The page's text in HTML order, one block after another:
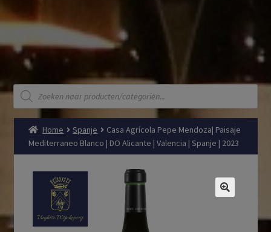
Producten
zoeken
Home Spanje
Casa Agrícola Pepe Mendoza| Paisaje
Mediterraneo Blanco | DO Alicante | Valencia | Spanje | 2023